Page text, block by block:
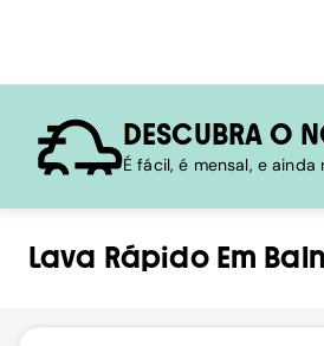
DESCUBRA O
É fácil, é mensal, e
Lava RápidoEm